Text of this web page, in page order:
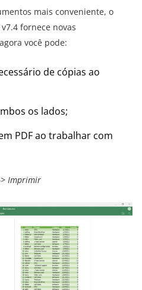
mais conveniente, o
v7.4 fornece novas
você pode:
de cópias ao
os lados;
PDF ao trabalhar com
> Imprimir